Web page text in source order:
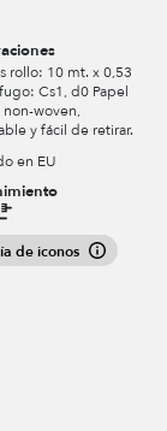
rollo: 10 mt. x 0,53
Cs1, d0 Papel
woven,
y fácil de retirar.
en EU
de iconos